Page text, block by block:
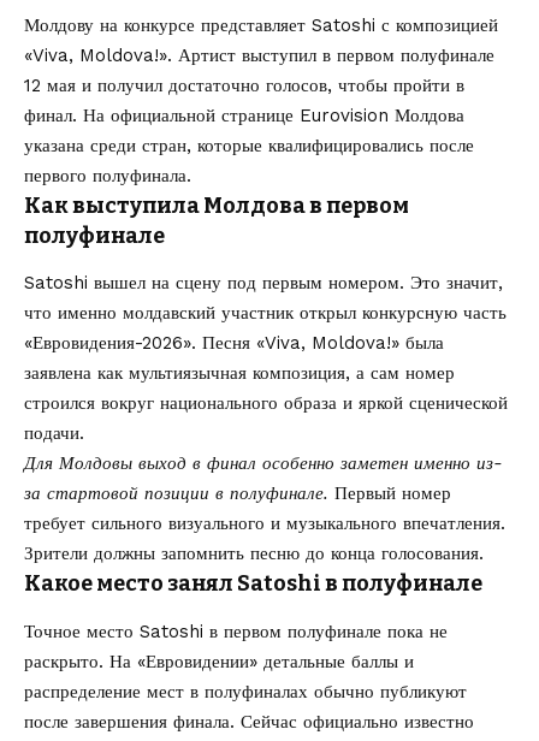
Молдову на конкурсе представляет Satoshi с композицией
«Viva, Moldova!». Артист выступил в первом полуфинале
12 мая и получил достаточно голосов, чтобы пройти в
финал. На официальной странице Eurovision Молдова
указана среди стран, которые квалифицировались после
первого полуфинала.
Как выступила Молдова в первом
полуфинале
Satoshi вышел на сцену под первым номером. Это значит,
что именно молдавский участник открыл конкурсную часть
«Евровидения-2026». Песня «Viva, Moldova!» была
заявлена как мультиязычная композиция, а сам номер
строился вокруг национального образа и яркой сценической
подачи.
Для Молдовы выход в финал особенно заметен именно из-
за стартовой позиции в полуфинале. Первый номер
требует сильного визуального и музыкального впечатления.
Зрители должны запомнить песню до конца голосования.
Какое место занял Satoshi в полуфинале
Точное место Satoshi в первом полуфинале пока не
раскрыто. На «Евровидении» детальные баллы и
распределение мест в полуфиналах обычно публикуют
после завершения финала. Сейчас официально известно